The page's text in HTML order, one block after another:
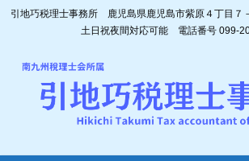
引地巧税理士事務所 鹿児島県鹿児島市紫原４丁
土日祝夜間対応可能 電話番号 099-